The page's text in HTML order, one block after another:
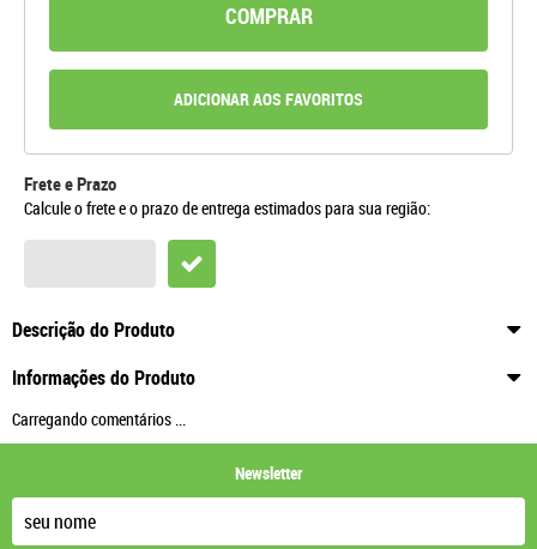
COMPRAR
ADICIONAR AOS FAVORITOS
Frete e Prazo
Calcule o frete e o prazo de entrega estimados para sua região:
Descrição do Produto
Informações do Produto
Carregando comentários ...
Newsletter